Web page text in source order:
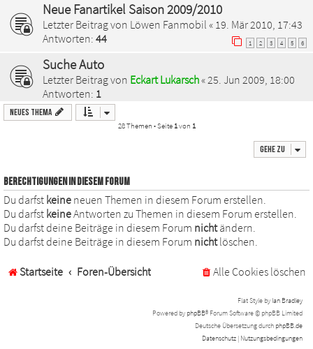
Neue Fanartikel Saison 2009/2010
Letzter Beitrag von Löwen Fanmobil « 19. Mär 2010, 17:43
Antworten: 44 1 2 3 4 5 6
Suche Auto
Letzter Beitrag von Eckart Lukarsch«25. Jun 2009, 18:00
Antworten: 1
Neues Thema
28 Themen • Seite 1von 1
Gehe zu
BERECHTIGUNGEN IN DIESEM FORUM
Du darfst keine neuen Themen in diesem Forum erstellen.
Du darfst keineAntworten zu Themen in diesem Forum erstellen.
Du darfst deine Beiträge in diesem Forum nichtändern.
Du darfst deine Beiträge in diesem Forum nichtlöschen.
Startseite Foren-Übersicht Alle Cookies löschen
Flat Style by Ian Bradley
Powered by phpBB® Forum Software © phpBB Limited
Deutsche Übersetzung durch phpBB.de
Datenschutz | Nutzungsbedingungen